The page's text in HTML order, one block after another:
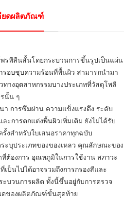
ยดผลิตภัณฑ์
พรพีลีนสั้นโดยกระบวนการขึ้นรูปเป็นแผ่น
รอบชุบความร้อนที่พื้นผิว สามารถนำมา
างอุตสาหกรรมบางประเภทที่วัสดุโพลี
นั้น ๆ
การซึมผ่าน ความแข็งแรงดึง ระดับ
การตกแต่งพื้นผิวเพิ่มเติม ยังไม่ได้รับ
งสำหรับใบเสนอราคาทุกฉบับ
ะบุประเภทของของเหลว คุณลักษณะของ
ต้องการ อุณหภูมิในการใช้งาน สภาวะ
ป็นไปได้อาจรวมถึงการกรองสีและ
บวนการผลิต ทั้งนี้ขึ้นอยู่กับการตรวจ
ดของผลิตภัณฑ์ขั้นสุดท้าย